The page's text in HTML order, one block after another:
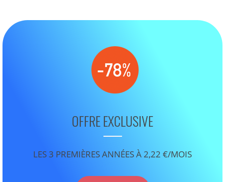
OFFRE EXCLUSIVE
LES 3 PREMIÈRES ANNÉES À 2,22 €/MOIS